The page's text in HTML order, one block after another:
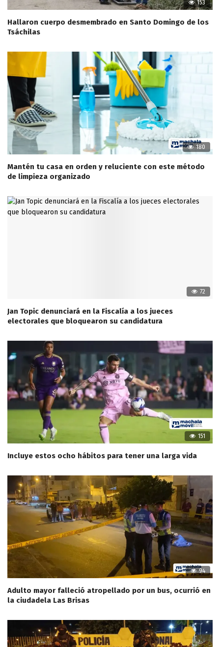
153
Hallaron cuerpo desmembrado en Santo Domingo de los
Tsáchilas
180
Mantén tu casa en orden y reluciente con este método
de limpieza organizado
72
Jan Topic denunciará en la Fiscalía a los jueces
electorales que bloquearon su candidatura
151
Incluye estos ocho hábitos para tener una larga vida
94
Adulto mayor falleció atropellado por un bus, ocurrió en
la ciudadela Las Brisas